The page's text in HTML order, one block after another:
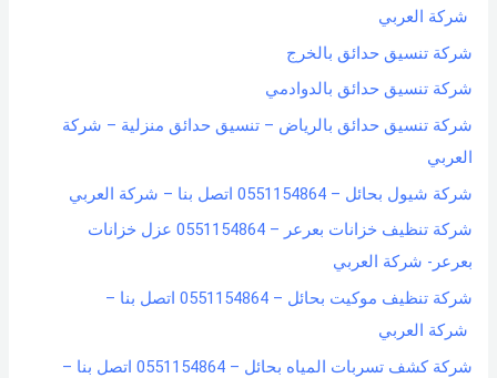
شركة العربي
شركة تنسيق حدائق بالخرج
شركة تنسيق حدائق بالدوادمي
شركة تنسيق حدائق بالرياض – تنسيق حدائق منزلية – شركة
العربي
شركة شيول بحائل – 0551154864 اتصل بنا – شركة العربي
شركة تنظيف خزانات بعرعر – 0551154864 عزل خزانات
بعرعر- شركة العربي
شركة تنظيف موكيت بحائل – 0551154864 اتصل بنا –
شركة العربي
شركة كشف تسربات المياه بحائل – 0551154864 اتصل بنا –